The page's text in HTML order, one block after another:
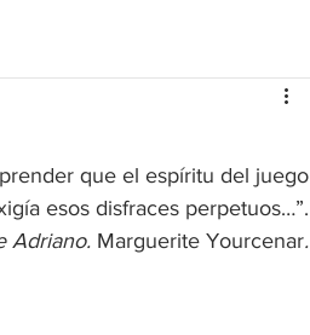
que el espíritu del juego
esos disfraces perpetuos…”.
Adriano. Marguerite Yourcenar.